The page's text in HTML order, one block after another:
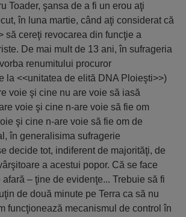
Toader, şansa de a fi un erou aţi
în luna martie, când aţi considerat că
să cereţi revocarea din funcţie a
De mai mult de 13 ani, în sufrageria
renumitului procuror
la <<unitatea de elită DNA Ploieşti>>)
voie şi cine nu are voie să iasă
voie şi cine n-are voie să fie om
şi cine n-are voie să fie om de
în generalisima sufragerie
decide tot, indiferent de majorităţi, de
a acestui popor. Că se face
– ţine de evidenţe... Trebuie să fi
de două minute pe Terra ca să nu
funcţionează mecanismul de control în